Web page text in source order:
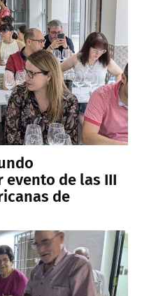
de las III
de